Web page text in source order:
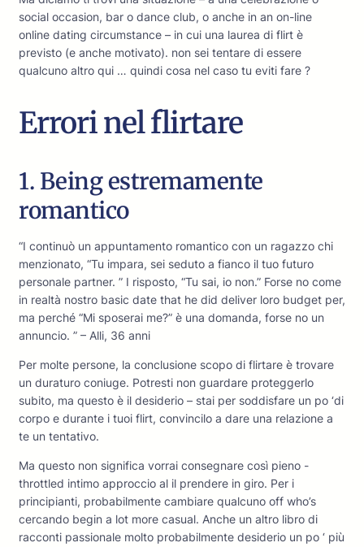
social occasion, bar o dance club, o anche in an on-line
online dating circumstance – in cui una laurea di flirt è
previsto (e anche motivato). non sei tentare di essere
qualcuno altro qui … quindi cosa nel caso tu eviti fare ?
Errori nel flirtare
1. Being estremamente
romantico
“I continuò un appuntamento romantico con un ragazzo chi
menzionato, “Tu impara, sei seduto a fianco il tuo futuro
personale partner. ” I risposto, “Tu sai, io non.” Forse no come
in realtà nostro basic date that he did deliver loro budget per,
ma perché “Mi sposerai me?” è una domanda, forse no un
annuncio. ” – Alli, 36 anni
Per molte persone, la conclusione scopo di flirtare è trovare
un duraturo coniuge. Potresti non guardare proteggerlo
subito, ma questo è il desiderio – stai per soddisfare un po ‘di
corpo e durante i tuoi flirt, convincilo a dare una relazione a
te un tentativo.
Ma questo non significa vorrai consegnare così pieno -
throttled intimo approccio al il prendere in giro. Per i
principianti, probabilmente cambiare qualcuno off who’s
cercando begin a lot more casual. Anche un altro libro di
racconti passionale molto probabilmente desiderio un po ‘ più